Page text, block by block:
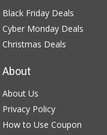
Black Friday Deals
Cyber Monday Deals
Christmas Deals
About
About Us
Privacy Policy
How to Use Coupon